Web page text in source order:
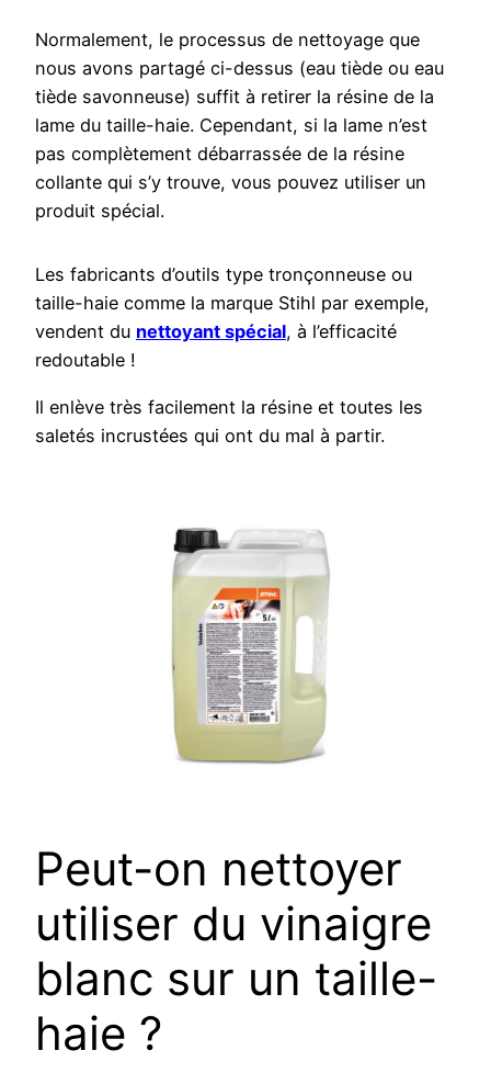
Normalement, le processus de nettoyage que
nous avons partagé ci-dessus (eau tiède ou eau
tiède savonneuse) suffit à retirer la résine de la
lame du taille-haie. Cependant, si la lame n’est
pas complètement débarrassée de la résine
collante qui s’y trouve, vous pouvez utiliser un
produit spécial.
Les fabricants d’outils type tronçonneuse ou
taille-haie comme la marque Stihl par exemple,
vendent du nettoyant spécial, à l’efficacité
redoutable !
Il enlève très facilement la résine et toutes les
saletés incrustées qui ont du mal à partir.
Peut-on nettoyer
utiliser du vinaigre
blanc sur un taille-
haie ?